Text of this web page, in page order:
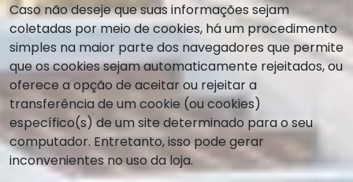
Caso não deseje que suas informações sejam
coletadas por meio de cookies, há um procedimento
simples na maior parte dos navegadores que permite
que os cookies sejam automaticamente rejeitados, ou
oferece a opção de aceitar ou rejeitar a
transferência de um cookie (ou cookies)
específico(s) de um site determinado para o seu
computador. Entretanto, isso pode gerar
inconvenientes no uso da loja.